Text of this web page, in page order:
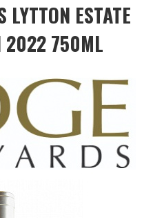
LYTTON ESTATE
2022 750ML